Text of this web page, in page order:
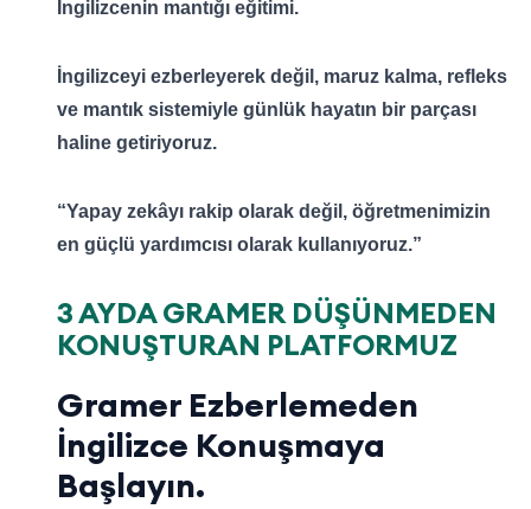
İngilizcenin mantığı eğitimi.
İngilizceyi ezberleyerek değil, maruz kalma, refleks
ve mantık sistemiyle günlük hayatın bir parçası
haline getiriyoruz.
“Yapay zekâyı rakip olarak değil, öğretmenimizin
en güçlü yardımcısı olarak kullanıyoruz.”
3 AYDA GRAMER DÜŞÜNMEDEN
KONUŞTURAN PLATFORMUZ
Gramer Ezberlemeden
İngilizce Konuşmaya
Başlayın.